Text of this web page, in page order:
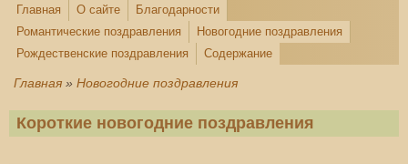
Главная О сайте
Благодарности
Романтические поздравления
Новогодние поздравления
Рождественские поздравления
Содержание
Главная » Новогодние поздравления
Короткие новогодние поздравления